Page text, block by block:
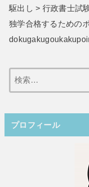
駆出し > 行政書士試
独学合格するための
プロフィール